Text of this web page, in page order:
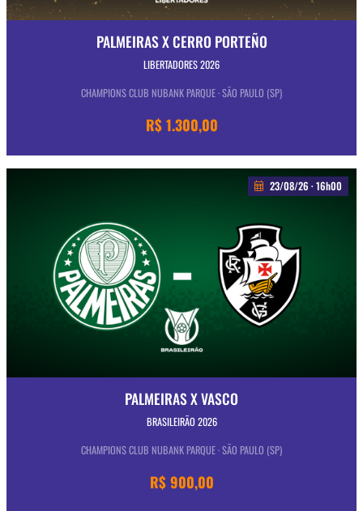
PALMEIRAS X CERRO PORTEÑO
LIBERTADORES 2026
CHAMPIONS CLUB NUBANK PARQUE · SÃO PAULO (SP)
R$ 1.300,00
23/08/26 · 16h00
PALMEIRAS X VASCO
BRASILEIRÃO 2026
CHAMPIONS CLUB NUBANK PARQUE · SÃO PAULO (SP)
R$ 900,00